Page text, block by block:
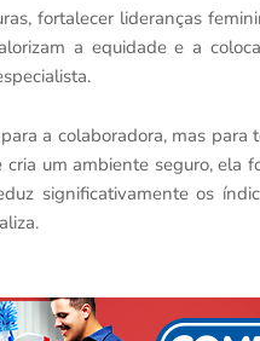
fortalecer lideranças
a equidade e a
a colaboradora, mas para
um ambiente seguro, ela
significativamente os